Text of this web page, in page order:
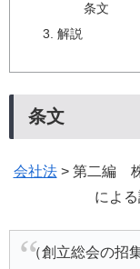
条文
解説
条文
会社法> 第二編
によ
（創立総会の招